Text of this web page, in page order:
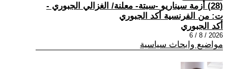
(28) أزمة سيناريو -سبتة- معلنة/ الغزالي الجبوري -
ت: من الفرنسية أكد الجبوري
أكد الجبوري
2026 / 8 / 6
مواضيع وابحاث سياسية